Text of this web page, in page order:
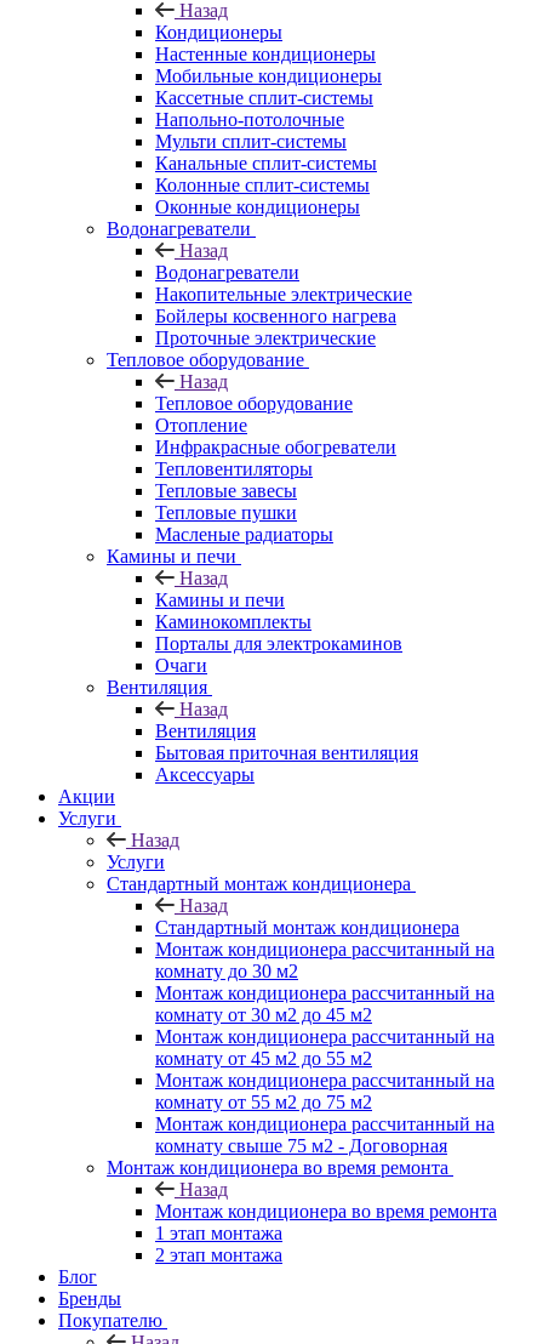
Назад
Кондиционеры
Настенные кондиционеры
Мобильные кондиционеры
Кассетные сплит-системы
Напольно-потолочные
Мульти сплит-системы
Канальные сплит-системы
Колонные сплит-системы
Оконные кондиционеры
Водонагреватели
Назад
Водонагреватели
Накопительные электрические
Бойлеры косвенного нагрева
Проточные электрические
Тепловое оборудование
Назад
Тепловое оборудование
Отопление
Инфракрасные обогреватели
Тепловентиляторы
Тепловые завесы
Тепловые пушки
Масленые радиаторы
Камины и печи
Назад
Камины и печи
Каминокомплекты
Порталы для электрокаминов
Очаги
Вентиляция
Назад
Вентиляция
Бытовая приточная вентиляция
Аксессуары
Акции
Услуги
Назад
Услуги
Стандартный монтаж кондиционера
Назад
Стандартный монтаж кондиционера
Монтаж кондиционера рассчитанный на
комнату до 30 м2
Монтаж кондиционера рассчитанный на
комнату от 30 м2 до 45 м2
Монтаж кондиционера рассчитанный на
комнату от 45 м2 до 55 м2
Монтаж кондиционера рассчитанный на
комнату от 55 м2 до 75 м2
Монтаж кондиционера рассчитанный на
комнату свыше 75 м2 - Договорная
Монтаж кондиционера во время ремонта
Назад
Монтаж кондиционера во время ремонта
1 этап монтажа
2 этап монтажа
Блог
Бренды
Покупателю